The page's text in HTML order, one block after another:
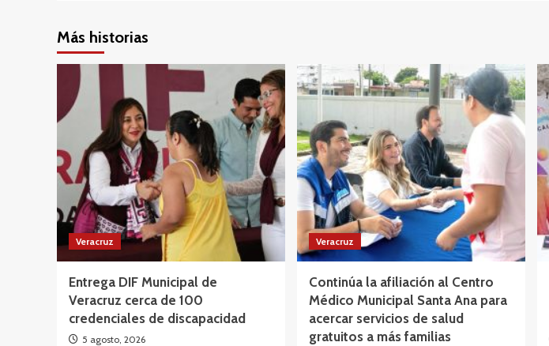
Más historias
Veracruz
Entrega DIF Municipal de
Veracruz cerca de 100
credenciales de discapacidad
5 agosto, 2026
Veracruz
Continúa la afiliación al Centro
Médico Municipal Santa Ana para
acercar servicios de salud
gratuitos a más familias